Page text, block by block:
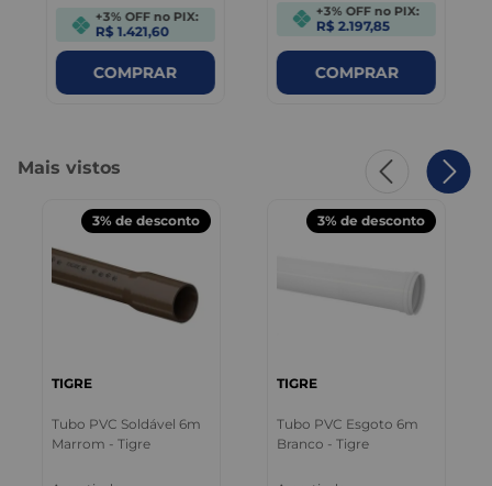
+3% OFF no PIX:
R$ 1.421,60
COMPRAR
+3% OFF no PIX:
R$ 2.197,85
COMPRAR
Mais vistos
3% de desconto
TIGRE
Tubo PVC Soldável 6m
Marrom - Tigre
3% de desconto
TIGRE
Tubo PVC Esgoto 6m
Branco - Tigre